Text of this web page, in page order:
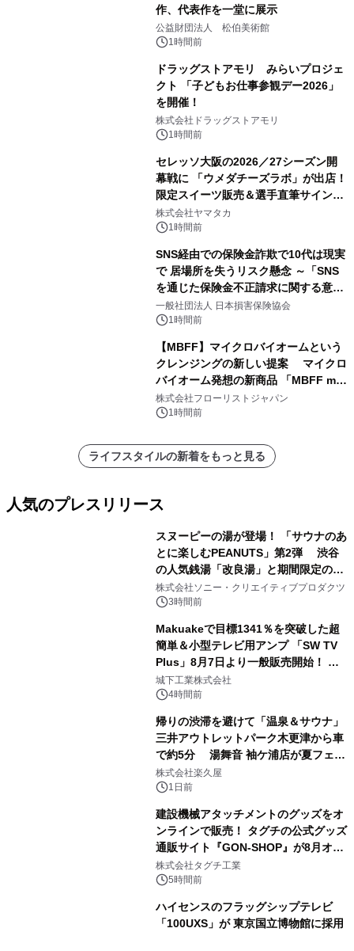
作、代表作を一堂に展示
公益財団法人 松伯美術館
1時間前
ドラッグストアモリ みらいプロジェ
クト 「子どもお仕事参観デー2026」
を開催！
株式会社ドラッグストアモリ
1時間前
セレッソ大阪の2026／27シーズン開
幕戦に 「ウメダチーズラボ」が出店！
限定スイーツ販売＆選手直筆サイング
ッズが当たる抽選会を 8月8日に開催
株式会社ヤマタカ
1時間前
SNS経由での保険金詐欺で10代は現実
で 居場所を失うリスク懸念 ～「SNS
を通じた保険金不正請求に関する意識
調査」を実施、 認知度の低さも浮き彫
りに～
一般社団法人 日本損害保険協会
1時間前
【MBFF】マイクロバイオームという
クレンジングの新しい提案 マイクロ
バイオーム発想の新商品 「MBFF mb
クレンジングPRO」を2026年8月6日
発売
株式会社フローリストジャパン
1時間前
ライフスタイルの新着をもっと見る
人気のプレスリリース
スヌーピーの湯が登場！ 「サウナのあ
とに楽しむPEANUTS」第2弾 渋谷
の人気銭湯「改良湯」と期間限定のコ
ラボレーション サウナイキタイコラ
ボグッズも発売決定！
株式会社ソニー・クリエイティブプロダクツ
3時間前
Makuakeで目標1341％を突破した超
簡単＆小型テレビ用アンプ 「SW TV
Plus」8月7日より一般販売開始！ ケ
ーブル1本つなぐだけ、テレビの音が
ぐっと豊かに
城下工業株式会社
4時間前
帰りの渋滞を避けて「温泉＆サウナ」
三井アウトレットパーク木更津から車
で約5分 湯舞音 袖ケ浦店が夏フェア
メニューを提供
株式会社楽久屋
1日前
建設機械アタッチメントのグッズをオ
ンラインで販売！ タグチの公式グッズ
通販サイト『GON-SHOP』が8月オー
プン
株式会社タグチ工業
5時間前
ハイセンスのフラッグシップテレビ
「100UXS」が 東京国立博物館に採用